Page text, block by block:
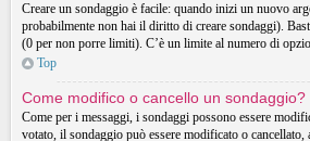
Creare un sondaggio è facile: quando inizi un nuovo
probabilmente non hai il diritto di creare sondaggi).
(0 per non porre limiti). C’è un limite al numero di
Top
Come modifico o cancello un sondaggio?
Come per i messaggi, i sondaggi possono essere
votato, il sondaggio può essere modificato o